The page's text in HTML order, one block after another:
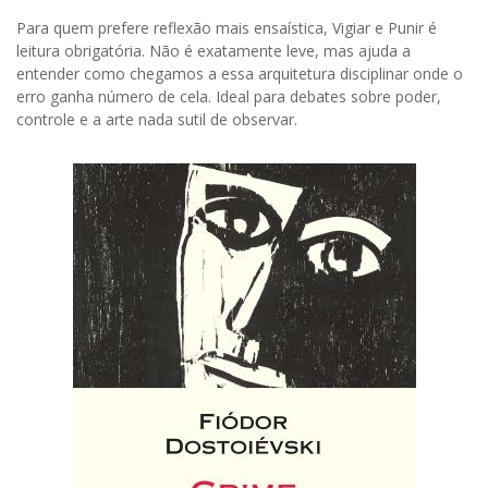
Para quem prefere reflexão mais ensaística, Vigiar e Punir é
leitura obrigatória. Não é exatamente leve, mas ajuda a
entender como chegamos a essa arquitetura disciplinar onde o
erro ganha número de cela. Ideal para debates sobre poder,
controle e a arte nada sutil de observar.